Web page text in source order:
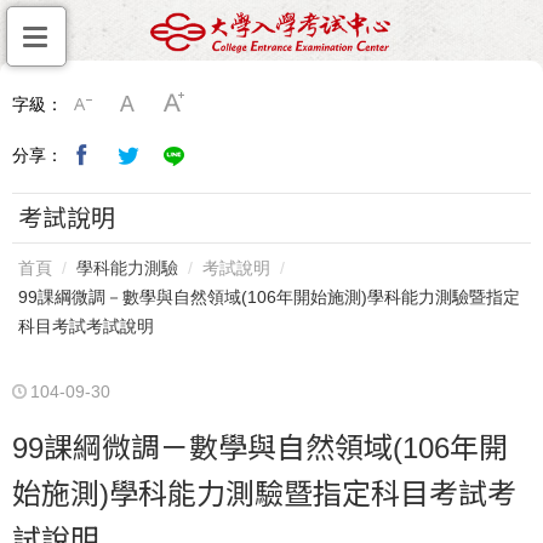
字級：
分享：
考試說明
首頁 學科能力測驗
考試說明
99課綱微調－數學與自然領域(106年開始施測)學科能力測驗暨指定
科目考試考試說明
104-09-30
99課綱微調－數學與自然領域(106年開
始施測)學科能力測驗暨指定科目考試考